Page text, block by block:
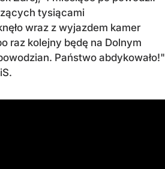
tysiącami
wraz z wyjazdem kamer
raz kolejny będę na Dolnym
Państwo abdykowało!"